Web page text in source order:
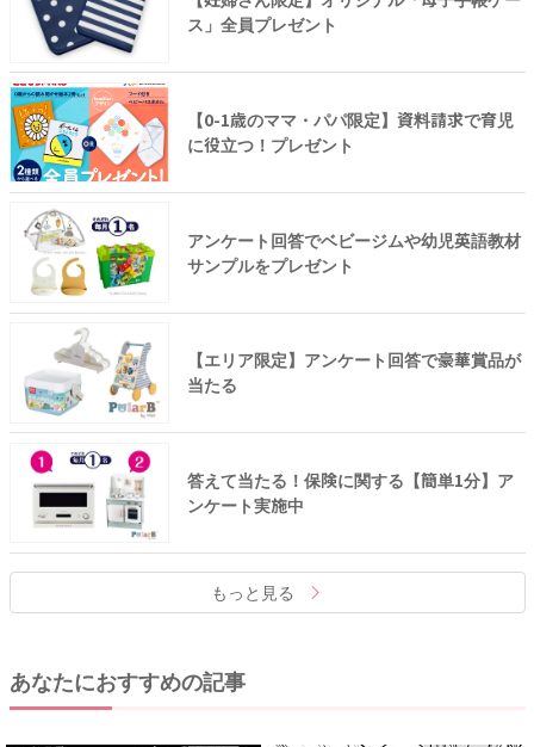
ス」全員プレゼント
【0-1歳のママ・パパ限定】資料請求で育児
に役立つ！プレゼント
アンケート回答でベビージムや幼児英語教材
サンプルをプレゼント
【エリア限定】アンケート回答で豪華賞品が
当たる
答えて当たる！保険に関する【簡単1分】ア
ンケート実施中
もっと見る
あなたにおすすめの記事